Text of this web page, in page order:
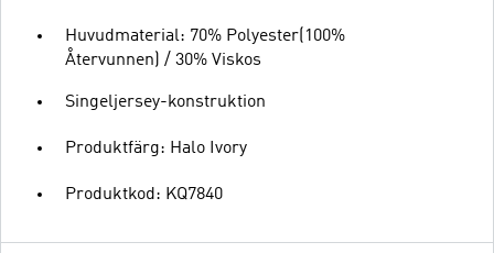
Huvudmaterial: 70% Polyester(100%
Återvunnen) / 30% Viskos
Singeljersey-konstruktion
Produktfärg: Halo Ivory
Produktkod: KQ7840